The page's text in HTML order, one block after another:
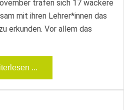
trafen sich 17 wackere
mit ihren Lehrer*innen das
erkunden. Vor allem das
...